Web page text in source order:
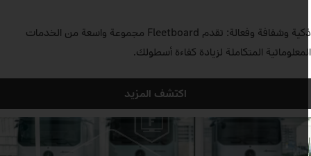
ذكية وشفافة وفعالة: تقدم Fleetboard مجموعة واسعة من الخدمات
المتكاملة لزيادة كفاءة أسطولك.
اكتشف المزيد